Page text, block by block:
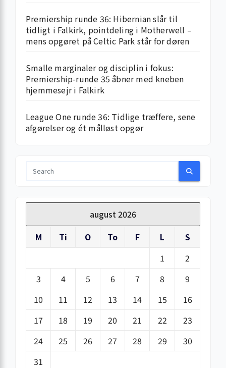
Premiership runde 36: Hibernian slår til
tidligt i Falkirk, pointdeling i Motherwell –
mens opgøret på Celtic Park står for døren
Smalle marginaler og disciplin i fokus:
Premiership-runde 35 åbner med kneben
hjemme­sejr i Falkirk
League One runde 36: Tidlige træffere, sene
afgørelser og ét målløst opgør
august 2026
M
Ti O To F L
S
1
2
3
4 5 6 7 8
9
10
11 12 13 14 15
16
17
18 19 20 21 22
23
24
25 26 27 28 29
30
31